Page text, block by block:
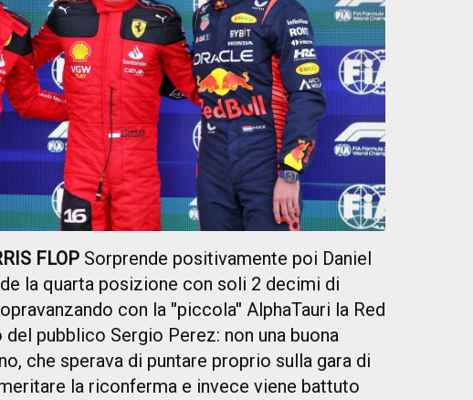
FLOP Sorprende positivamente poi Daniel
la quarta posizione con soli 2 decimi di
con la ''piccola'' AlphaTauri la Red
pubblico Sergio Perez: non una buona
che sperava di puntare proprio sulla gara di
la riconferma e invece viene battuto